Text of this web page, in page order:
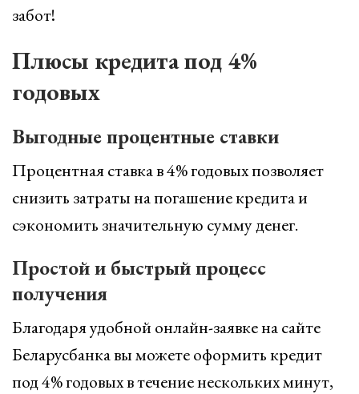
забот!
Плюсы кредита под 4%
годовых
Выгодные процентные ставки
Процентная ставка в 4% годовых позволяет
снизить затраты на погашение кредита и
сэкономить значительную сумму денег.
Простой и быстрый процесс
получения
Благодаря удобной онлайн-заявке на сайте
Беларусбанка вы можете оформить кредит
под 4% годовых в течение нескольких минут,